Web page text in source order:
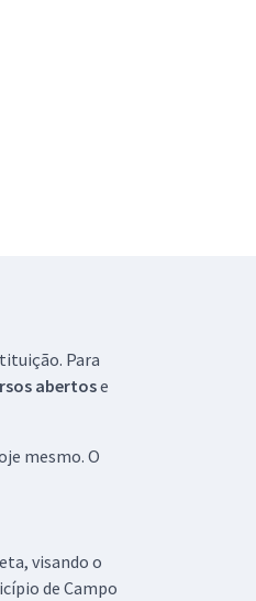
Para
abertose
mesmo. O
visando o
de Campo